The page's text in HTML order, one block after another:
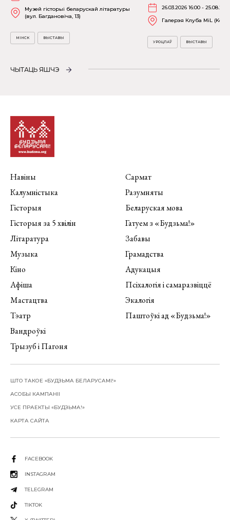
Музей гісторыі беларускай літаратуры
(вул. Багдановіча, 13)
МІНСК ВЫСТАВЫ
26.03.2026 16:00 -
Галерэя Клуба MiL
УРОЦЛАЎ ВЫСТАВЫ
ЧЫТАЦЬ ЯШЧЭ
Навіны
Калумністыка
Гісторыя
Гісторыя за 5 хвілін
Літаратура
Музыка
Кіно
Афіша
Мастацтва
Тэатр
Вандроўкі
Трызуб і Пагоня
Сармат
Разумняты
Беларуская мова
Гатуем з «Будзьма!»
Забавы
Грамадства
Адукацыя
Псіхалогія і самаразвіццё
Экалогія
Паштоўкі ад «Будзьма!»
ШТО ТАКОЕ «БУДЗЬМА БЕЛАРУСАМІ!»
АСОБЫ КАМПАНІІ
УСЕ ПРАЕКТЫ «БУДЗЬМА!»
КАРТА САЙТА
FACEBOOK
INSTAGRAM
TELEGRAM
TIKTOK